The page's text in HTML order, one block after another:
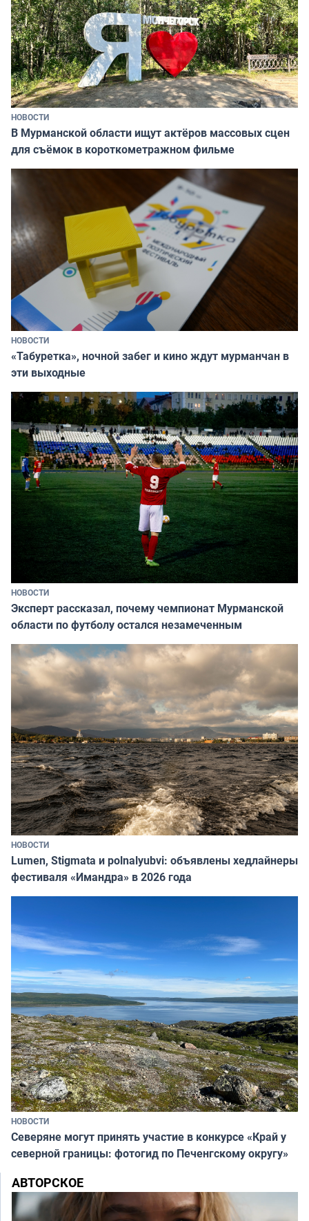
НОВОСТИ
В Мурманской области ищут актёров массовых сцен
для съёмок в короткометражном фильме
НОВОСТИ
«Табуретка», ночной забег и кино ждут мурманчан в
эти выходные
НОВОСТИ
Эксперт рассказал, почему чемпионат Мурманской
области по футболу остался незамеченным
НОВОСТИ
Lumen, Stigmata и polnalyubvi: объявлены хедлайнеры
фестиваля «Имандра» в 2026 года
НОВОСТИ
Северяне могут принять участие в конкурсе «Край у
северной границы: фотогид по Печенгскому округу»
АВТОРСКОЕ